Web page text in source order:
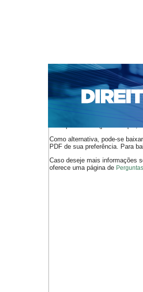
CAPA SOBRE ACESSO
NOTÍCIAS
EDIÇÕES DE Nº
Capa>n. 199 (2017) > Franco
O arquivo PDF selecionado
de arquivos PDF (por exemplo,
Como alternativa, pode-se
PDF de sua preferência. Para
Caso deseje mais informações
oferece uma página de